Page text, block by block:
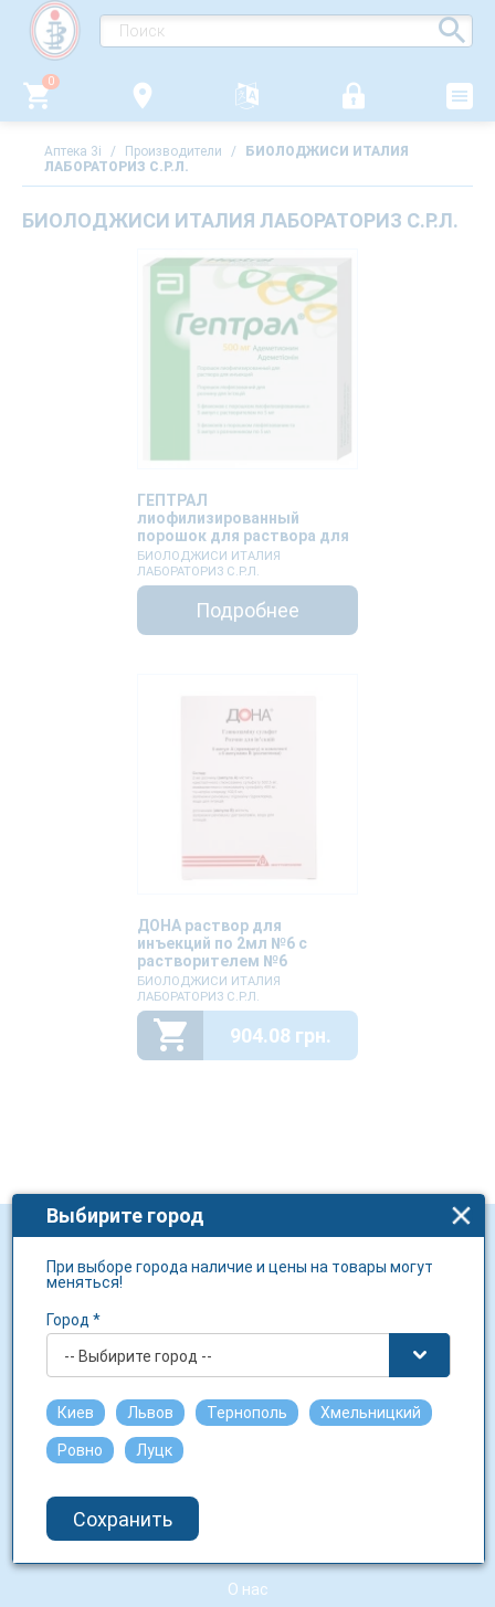
0
Аптека 3i / Производители /
БИОЛОДЖИСИ ИТАЛИЯ
ЛАБОРАТОРИЗ С.Р.Л.
БИОЛОДЖИСИ ИТАЛИЯ ЛАБОРАТОРИЗ С.Р.Л.
ГЕПТРАЛ
лиофилизированный
порошок для раствора для
инъекций по 500мг
№5+растворитель
БИОЛОДЖИСИ ИТАЛИЯ
ЛАБОРАТОРИЗ С.Р.Л.
Подробнее
ДОНА раствор для
инъекций по 2мл №6 с
растворителем №6
БИОЛОДЖИСИ ИТАЛИЯ
ЛАБОРАТОРИЗ С.Р.Л.
904.08 грн.
Для клиента
Социальные проекты
Действующее вещество
О нас
Выбирите город
При выборе города наличие и цены на товары могут
меняться!
Город *
-- Выбирите город --
Киев Львов Тернополь Хмельницкий
Ровно Луцк
Сохранить